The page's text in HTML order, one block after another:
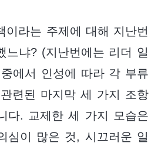
이라는 주제에 대해 지난번
느냐? (지난번에는 리더 일
에서 인성에 따라 각 부류
련된 마지막 세 가지 조항
다. 교제한 세 가지 모습은
심이 많은 것, 시끄러운 일